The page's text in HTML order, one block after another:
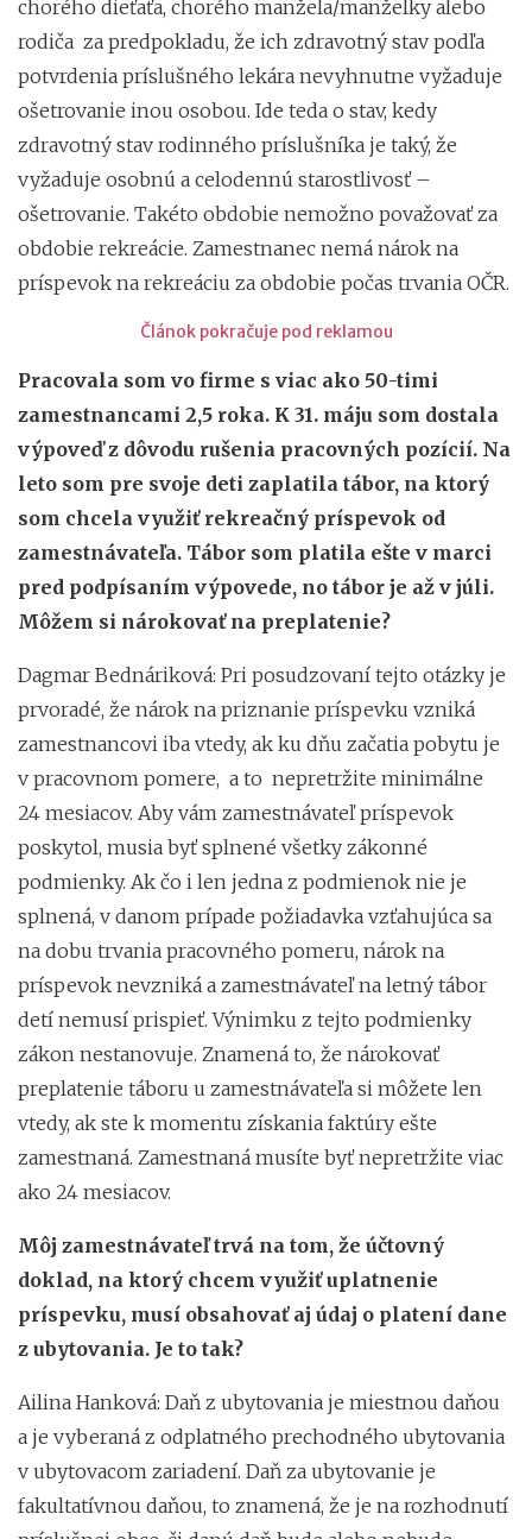
chorého dieťaťa, chorého manžela/manželky alebo
rodiča za predpokladu, že ich zdravotný stav podľa
potvrdenia príslušného lekára nevyhnutne vyžaduje
ošetrovanie inou osobou. Ide teda o stav, kedy
zdravotný stav rodinného príslušníka je taký, že
vyžaduje osobnú a celodennú starostlivosť –
ošetrovanie. Takéto obdobie nemožno považovať za
obdobie rekreácie. Zamestnanec nemá nárok na
príspevok na rekreáciu za obdobie počas trvania OČR.
Článok pokračuje pod reklamou
Pracovala som vo firme s viac ako 50-timi
zamestnancami 2,5 roka. K 31. máju som dostala
výpoveď z dôvodu rušenia pracovných pozícií. Na
leto som pre svoje deti zaplatila tábor, na ktorý
som chcela využiť rekreačný príspevok od
zamestnávateľa. Tábor som platila ešte v marci
pred podpísaním výpovede, no tábor je až v júli.
Môžem si nárokovať na preplatenie?
Dagmar Bednáriková: Pri posudzovaní tejto otázky je
prvoradé, že nárok na priznanie príspevku vzniká
zamestnancovi iba vtedy, ak ku dňu začatia pobytu je
v pracovnom pomere, a to nepretržite minimálne
24 mesiacov. Aby vám zamestnávateľ príspevok
poskytol, musia byť splnené všetky zákonné
podmienky. Ak čo i len jedna z podmienok nie je
splnená, v danom prípade požiadavka vzťahujúca sa
na dobu trvania pracovného pomeru, nárok na
príspevok nevzniká a zamestnávateľ na letný tábor
detí nemusí prispieť. Výnimku z tejto podmienky
zákon nestanovuje. Znamená to, že nárokovať
preplatenie táboru u zamestnávateľa si môžete len
vtedy, ak ste k momentu získania faktúry ešte
zamestnaná. Zamestnaná musíte byť nepretržite viac
ako 24 mesiacov.
Môj zamestnávateľ trvá na tom, že účtovný
doklad, na ktorý chcem využiť uplatnenie
príspevku, musí obsahovať aj údaj o platení dane
z ubytovania. Je to tak?
Ailina Hanková: Daň z ubytovania je miestnou daňou
a je vyberaná z odplatného prechodného ubytovania
v ubytovacom zariadení. Daň za ubytovanie je
fakultatívnou daňou, to znamená, že je na rozhodnutí